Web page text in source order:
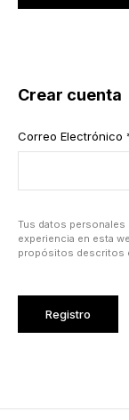
Crear cuenta
Correo Electrónico
Tus datos personales
experiencia en esta
propósitos descritos